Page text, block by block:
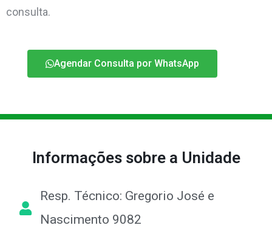
consulta.
Agendar Consulta por WhatsApp
Informações sobre a Unidade
Resp. Técnico: Gregorio José e
Nascimento 9082